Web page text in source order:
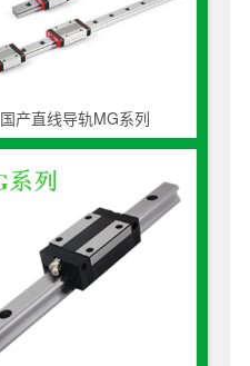
国产直线导轨MG系列